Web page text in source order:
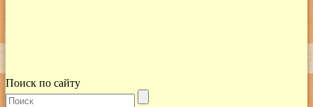
Поиск по сайту